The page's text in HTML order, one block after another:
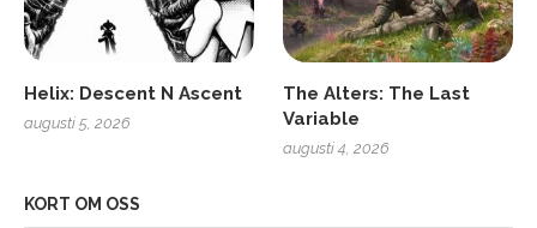
Helix: Descent N Ascent
augusti 5, 2026
The Alters: The Last
Variable
augusti 4, 2026
KORT OM OSS